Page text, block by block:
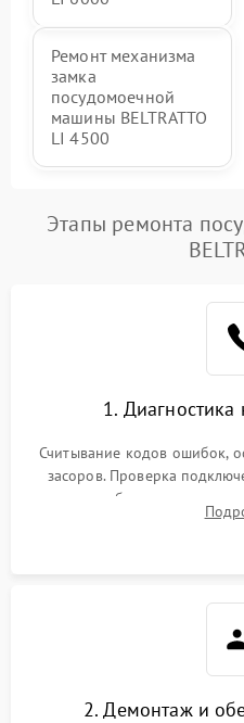
Ремонт механизма
замка
посудомоечной
машины BELTRATTO
LI 4500
Этапы ремонта
1. Диагностика
Считывание кодов ошибок,
засоров. Проверка
жалоб на отсутствие
разбрызгивателей или
2. Демонтаж и